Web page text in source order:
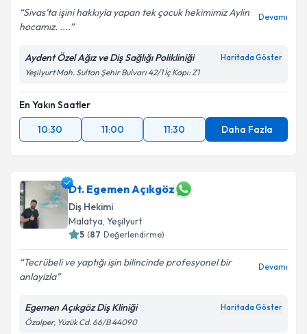
Kişisel verilerimin işlenmesine ilişkin
kapsamda işlenmesini kabul ediyorum.
Takvim Talebini Gönder
Sivas’ta işini hakkıyla yapan tek çocuk hekimimiz Aylin
hocamız. ....
Devamı
Aydent Özel Ağız ve Diş Sağlığı Polikliniği Haritada Göster
Yeşilyurt Mah. Sultan Şehir Bulvarı 42/1 İç Kapı: Z1
En Yakın Saatler
10:30
11:00 11:30 Daha Fazla
Dt. Egemen Açıkgöz
Diş Hekimi
Malatya, Yeşilyurt
5 (87 Değerlendirme)
Tecrübeli ve yaptığı işin bilincinde profesyonel bir
anlayizla
Devamı
Egemen Açıkgöz Diş Kliniği Haritada Göster
Özalper, Yüzük Cd. 66/B 44090